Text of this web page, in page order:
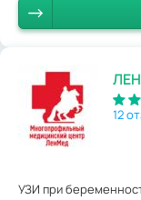
12
УЗИ при